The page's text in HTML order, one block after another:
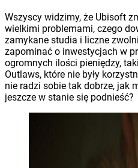
Wszyscy widzimy, że Ubisoft
wielkimi problemami, czego
zamykane studia i liczne
zapominać o inwestycjach w
ogromnych ilości pieniędzy,
Outlaws, które nie były
nie radzi sobie tak dobrze, jak
jeszcze w stanie się podnieść?